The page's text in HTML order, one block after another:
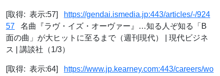
[取得: 表示:57]
https://gendai.ismedia.jp:443/articles/-/924
57 名曲『ラヴ・イズ・オーヴァー』…知る人ぞ知る「B
面の曲」が大ヒットに至るまで（週刊現代） | 現代ビジネ
ス | 講談社（1/3）
[取得: 表示:64]
https://www.jp.kearney.com:443/careers/wo